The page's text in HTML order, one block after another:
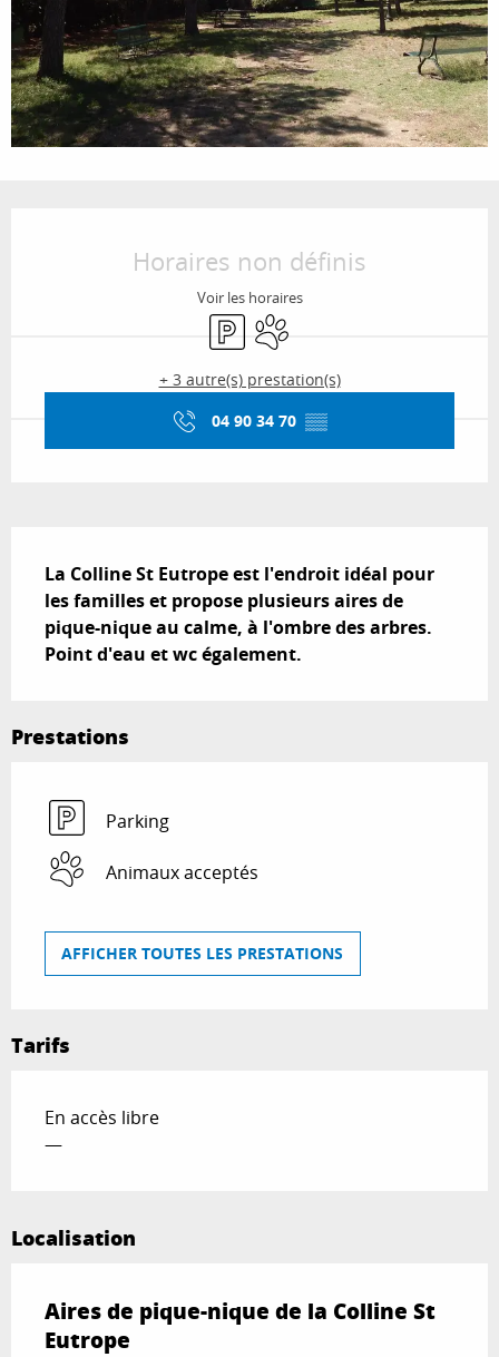
Horaires non définis
Voir les horaires
ParkingAnimaux acceptés
+ 3 autre(s) prestation(s)
04 90 34 70 ▒▒
La Colline St Eutrope est l'endroit idéal pour
les familles et propose plusieurs aires de
pique-nique au calme, à l'ombre des arbres.
Point d'eau et wc également.
Prestations
Parking
Animaux acceptés
AFFICHER TOUTES LES PRESTATIONS
Tarifs
En accès libre
—
Localisation
Aires de pique-nique de la Colline St
Eutrope